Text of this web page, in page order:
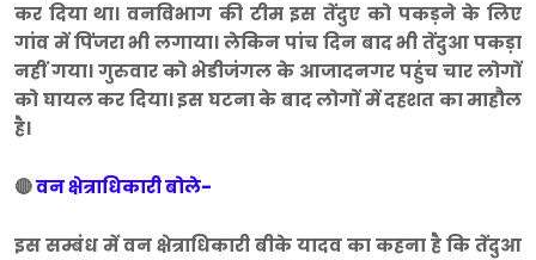
कर दिया था। वनविभाग की टीम इस तेंदुए को पकड़ने के लिए
गांव में पिंजरा भी लगाया। लेकिन पांच दिन बाद भी तेंदुआ पकड़ा
नहीं गया। गुरुवार को भेडीजंगल के आजादनगर पहुंच चार लोगों
को घायल कर दिया। इस घटना के बाद लोगों में दहशत का माहौल
है।
🔴वन क्षेत्राधिकारी बोले-
इस सम्बंध में वन क्षेत्राधिकारी बीके यादव का कहना है कि तेंदुआ